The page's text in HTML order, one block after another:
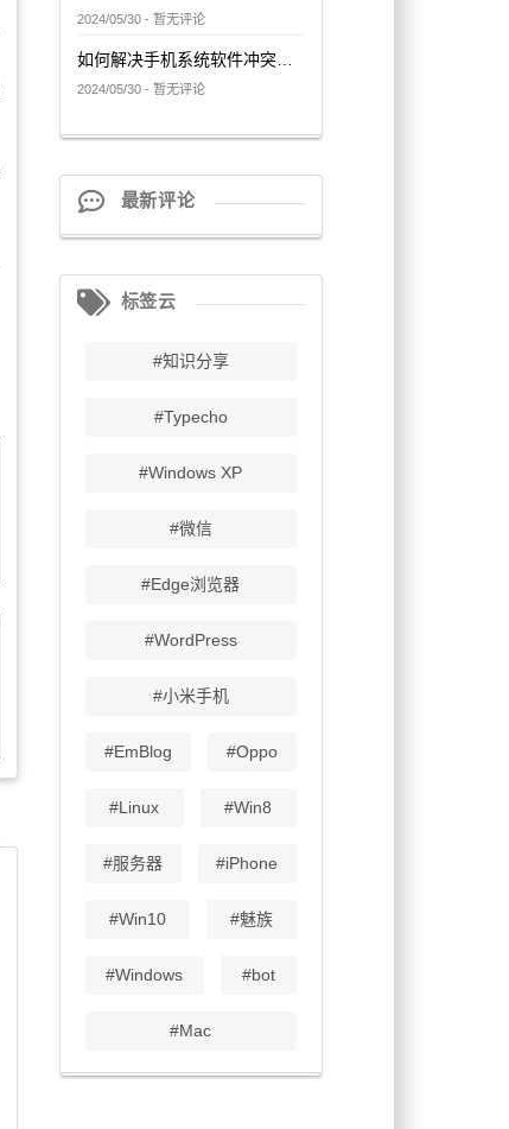
2024/05/30 - 暂无评论
如何解决手机系统软件冲突问题
2024/05/30 - 暂无评论
最新评论
标签云
#知识分享
#Typecho
#Windows XP
#微信
#Edge浏览器
#WordPress
#小米手机
#EmBlog #Oppo
#Linux #Win8
#服务器 #iPhone
#Win10 #魅族
#Windows #bot
#Mac